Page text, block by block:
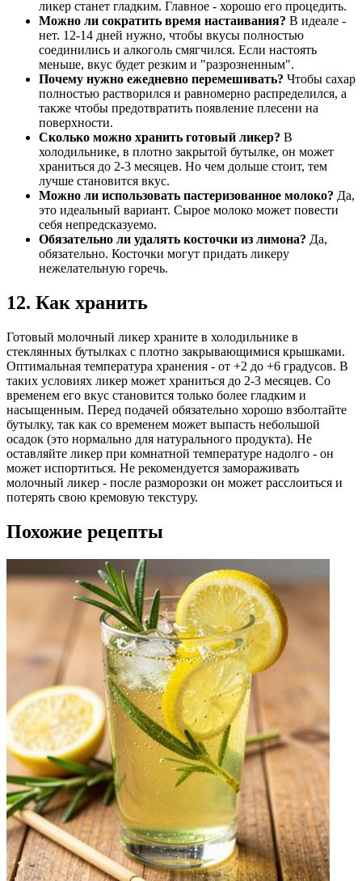
ликер станет гладким. Главное - хорошо его процедить.
Можно ли сократить время настаивания? В идеале -
нет. 12-14 дней нужно, чтобы вкусы полностью
соединились и алкоголь смягчился. Если настоять
меньше, вкус будет резким и "разрозненным".
Почему нужно ежедневно перемешивать? Чтобы сахар
полностью растворился и равномерно распределился, а
также чтобы предотвратить появление плесени на
поверхности.
Сколько можно хранить готовый ликер? В
холодильнике, в плотно закрытой бутылке, он может
храниться до 2-3 месяцев. Но чем дольше стоит, тем
лучше становится вкус.
Можно ли использовать пастеризованное молоко? Да,
это идеальный вариант. Сырое молоко может повести
себя непредсказуемо.
Обязательно ли удалять косточки из лимона? Да,
обязательно. Косточки могут придать ликеру
нежелательную горечь.
12. Как хранить
Готовый молочный ликер храните в холодильнике в
стеклянных бутылках с плотно закрывающимися крышками.
Оптимальная температура хранения - от +2 до +6 градусов. В
таких условиях ликер может храниться до 2-3 месяцев. Со
временем его вкус становится только более гладким и
насыщенным. Перед подачей обязательно хорошо взболтайте
бутылку, так как со временем может выпасть небольшой
осадок (это нормально для натурального продукта). Не
оставляйте ликер при комнатной температуре надолго - он
может испортиться. Не рекомендуется замораживать
молочный ликер - после разморозки он может расслоиться и
потерять свою кремовую текстуру.
Похожие рецепты